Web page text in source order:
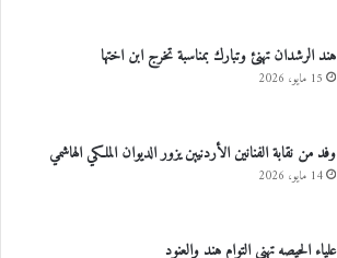
هند الرشدان تهنئ وتبارك بمناسبة تخرج ابن اختها
15 مايو، 2026
وفد من نقابة الفنانين الأردنيين يزور الديوان الملكي الهاشمي
14 مايو، 2026
علياء الحيصه تهني التوام هند والعنود